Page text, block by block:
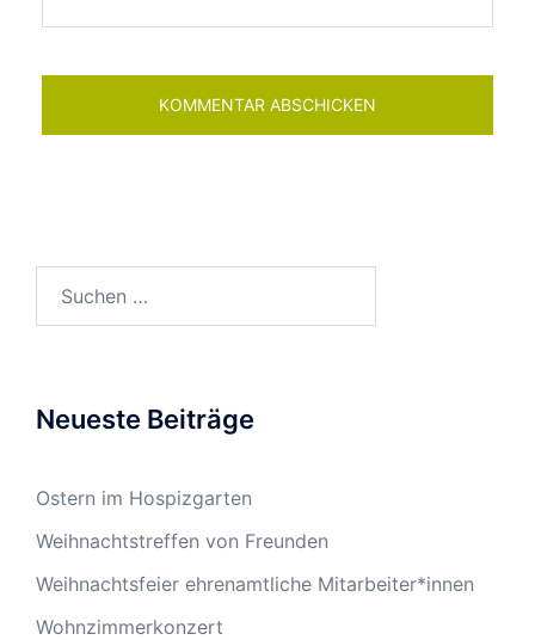
Neueste Beiträge
Ostern im Hospizgarten
Weihnachtstreffen von Freunden
Weihnachtsfeier ehrenamtliche Mitarbeiter*innen
Wohnzimmerkonzert